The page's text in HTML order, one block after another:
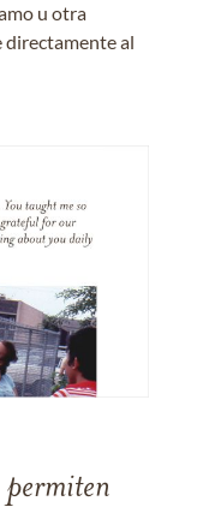
u otra
directamente al